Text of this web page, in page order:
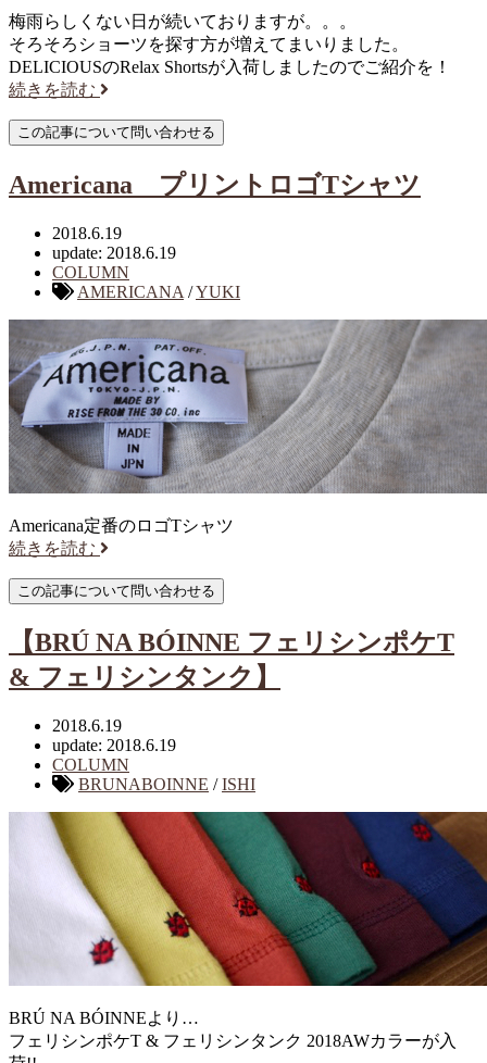
梅雨らしくない日が続いておりますが。。。
そろそろショーツを探す方が増えてまいりました。
DELICIOUSのRelax Shortsが入荷しましたのでご紹介を！
続きを読む
Americana プリントロゴTシャツ
2018.6.19
update: 2018.6.19
COLUMN
AMERICANA /YUKI
Americana定番のロゴTシャツ
続きを読む
【BRÚ NA BÓINNE フェリシンポケT
& フェリシンタンク】
2018.6.19
update: 2018.6.19
COLUMN
BRUNABOINNE /ISHI
BRÚ NA BÓINNEより…
フェリシンポケT & フェリシンタンク 2018AWカラーが入